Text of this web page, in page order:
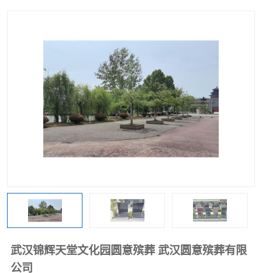
武汉锦辉天堂文化园圆意殡葬 武汉圆意殡葬有限
公司